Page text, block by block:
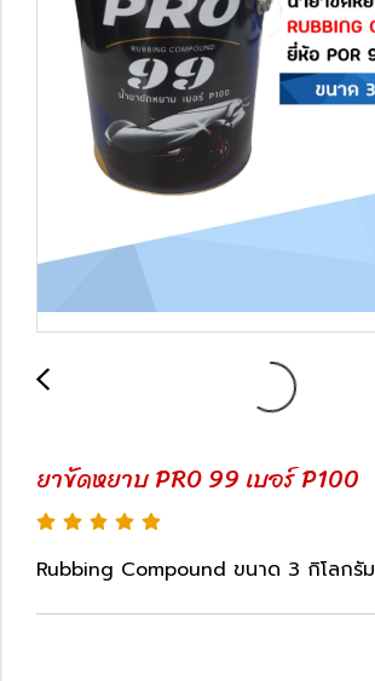
ยาขัดหยาบ PRO 99 เบอร์ P100
Rubbing Compound ขนาด 3 กิโลกรัม